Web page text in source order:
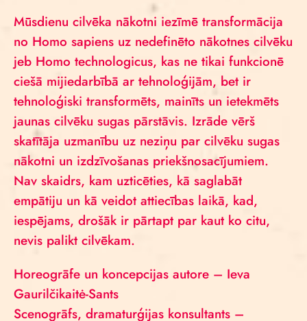
Mūsdienu cilvēka nākotni iezīmē transformācija
no Homo sapiens uz nedefinēto nākotnes cilvēku
jeb Homo technologicus, kas ne tikai funkcionē
ciešā mijiedarbībā ar tehnoloģijām, bet ir
tehnoloģiski transformēts, mainīts un ietekmēts
jaunas cilvēku sugas pārstāvis. Izrāde vērš
skatītāja uzmanību uz neziņu par cilvēku sugas
nākotni un izdzīvošanas priekšnosacījumiem.
Nav skaidrs, kam uzticēties, kā saglabāt
empātiju un kā veidot attiecības laikā, kad,
iespējams, drošāk ir pārtapt par kaut ko citu,
nevis palikt cilvēkam.
Horeogrāfe un koncepcijas autore – Ieva
Gaurilčikaitė-Sants
Scenogrāfs, dramaturģijas konsultants –